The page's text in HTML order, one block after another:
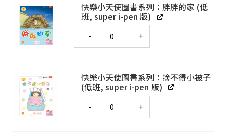
快樂小天使圖書系列：胖胖的家 (低
班, super i-pen 版)
快樂小天使圖書系列：捨不得小被子
(低班, super i-pen 版)